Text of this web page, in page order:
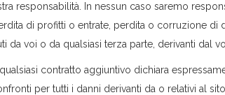
responsabilità. In nessun caso saremo
di profitti o entrate, perdita o corruzione di
da voi o da qualsiasi terza parte, derivanti dal
contratto aggiuntivo dichiara
per tutti i danni derivanti da o relativi al